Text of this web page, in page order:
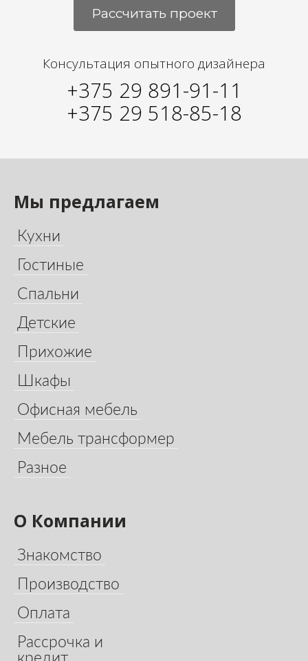
Рассчитать проект
Консультация опытного дизайнера
+375 29 891-91-11
+375 29 518-85-18
Мы предлагаем
Кухни
Гостиные
Спальни
Детские
Прихожие
Шкафы
Офисная мебель
Мебель трансформер
Разное
О Компании
Знакомство
Производство
Оплата
Рассрочка и
кредит